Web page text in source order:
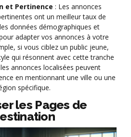
et Pertinence : Les annonces
ont un meilleur taux de
données démographiques et
adapter vos annonces à votre
si vous ciblez un public jeune,
qui résonnent avec cette tranche
annonces localisées peuvent
en mentionnant une ville ou une
spécifique.
les Pages de